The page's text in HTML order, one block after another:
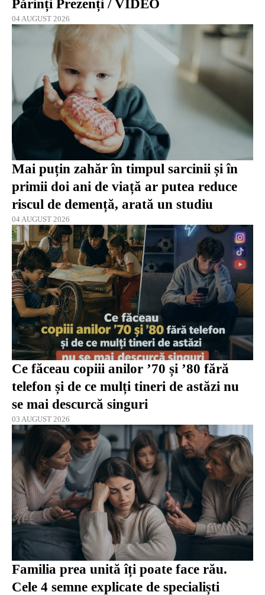
Părinți Prezenți / VIDEO
04 AUGUST 2026
Mai puțin zahăr în timpul sarcinii și în
primii doi ani de viață ar putea reduce
riscul de demență, arată un studiu
04 AUGUST 2026
Ce făceau copiii anilor ’70 și ’80 fără
telefon și de ce mulți tineri de astăzi nu
se mai descurcă singuri
03 AUGUST 2026
Familia prea unită îți poate face rău.
Cele 4 semne explicate de specialiști